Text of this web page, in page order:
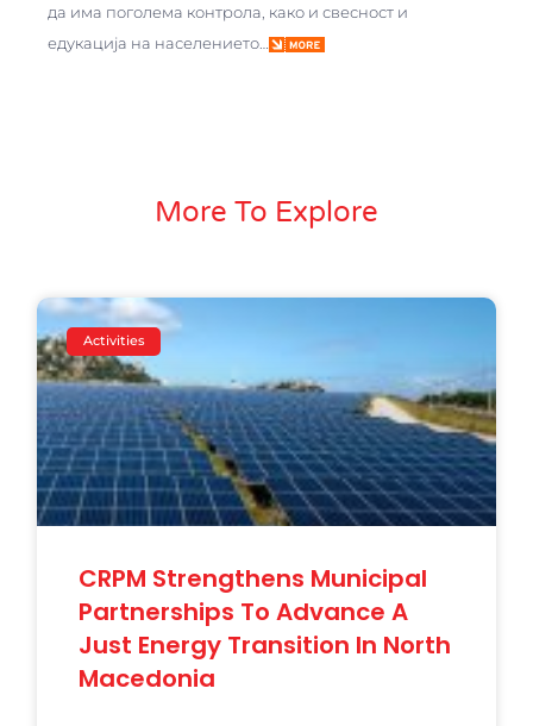
да има поголема контрола, како и свесност и
едукација на населението…
More To Explore
Activities
CRPM Strengthens Municipal
Partnerships To Advance A
Just Energy Transition In North
Macedonia